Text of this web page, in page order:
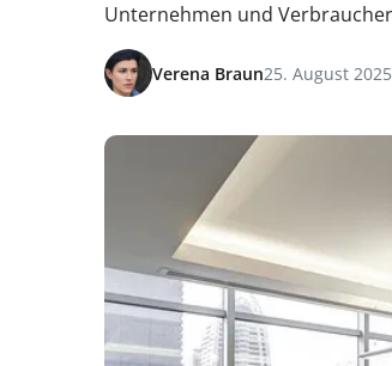
Unternehmen und
Verena Braun25. August 2025